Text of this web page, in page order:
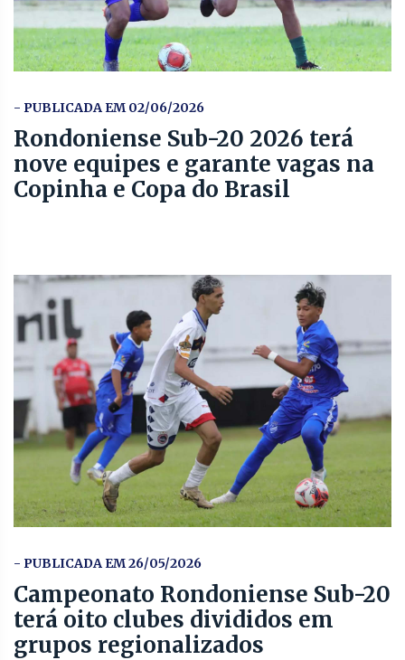
- PUBLICADA EM 02/06/2026
Rondoniense Sub-20 2026 terá
nove equipes e garante vagas na
Copinha e Copa do Brasil
- PUBLICADA EM 26/05/2026
Campeonato Rondoniense Sub-20
terá oito clubes divididos em
grupos regionalizados